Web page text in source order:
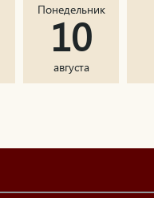
Понедельник
10
августа